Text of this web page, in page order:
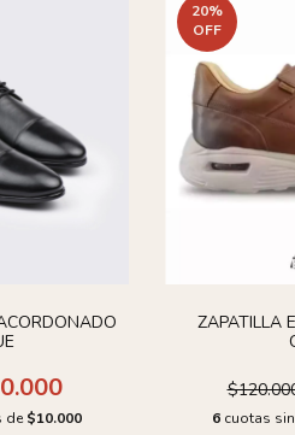
de $10.000
20%
OFF
ZAPATILLA
6 cuotas